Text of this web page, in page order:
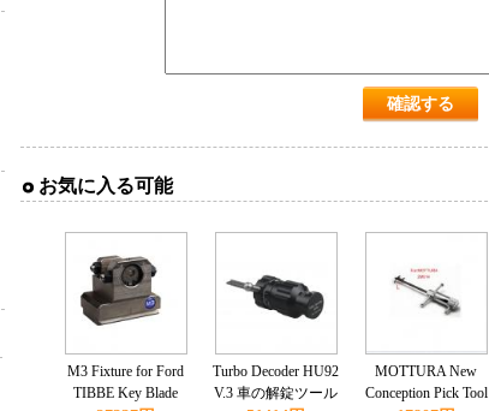
お気に入る可能
M3 Fixture for Ford
TIBBE Key Blade
Turbo Decoder HU92
V.3 車の解錠ツール
MOTTURA New
Conception Pick Tool